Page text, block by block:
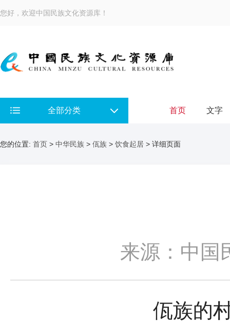
您好，欢迎中国民族文化资源库！
全部分类 首页 文字
您的位置: 首页 > 中华民族 > 佤族 > 饮食起居 > 详细页面
来源：中国
佤族的村